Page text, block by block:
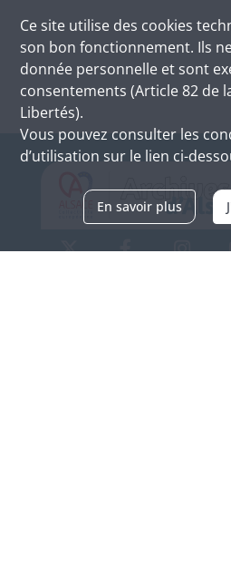
Ce site utilise des cookies
son bon fonctionnement. Ils
donnée personnelle et sont
consentements (Article 82 de
Libertés).
Vous pouvez consulter les
d’utilisation sur le lien ci-
En savoir plus